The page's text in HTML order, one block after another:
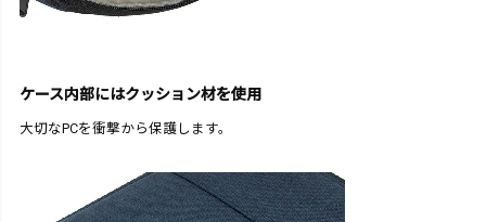
ケース内部にはクッション材を使用
大切なPCを衝撃から保護します。